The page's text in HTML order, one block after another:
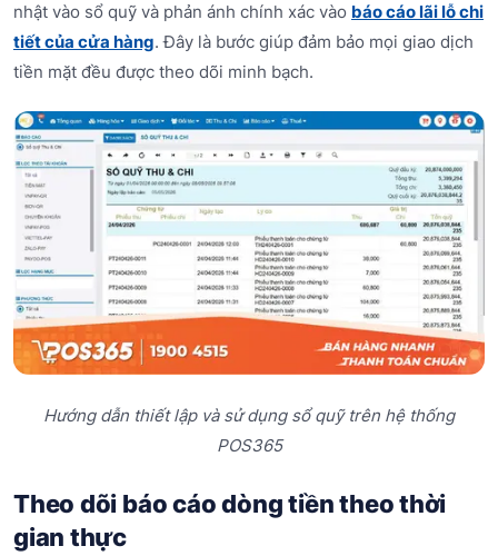
nhật vào sổ quỹ và phản ánh chính xác vào báo cáo lãi lỗ chi
tiết của cửa hàng. Đây là bước giúp đảm bảo mọi giao dịch
tiền mặt đều được theo dõi minh bạch.
Hướng dẫn thiết lập và sử dụng sổ quỹ trên hệ thống
POS365
Theo dõi báo cáo dòng tiền theo thời
gian thực